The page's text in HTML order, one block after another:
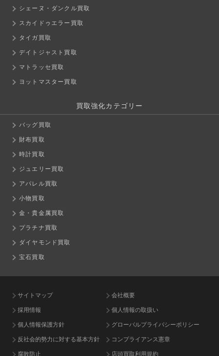
シェーヌ・ダンクル買取
スカイドゥエラー買取
タイガ買取
デイトジャスト買取
マトラッセ買取
ヨットマスター買取
買取強化カテゴリー
バッグ買取
財布買取
時計買取
ジュエリー買取
アパレル買取
小物買取
金・貴金属買取
プラチナ買取
ダイヤモンド買取
宝石買取
サイトマップ 会社概要
採用情報 個人情報の取扱い
個人情報保護方針 グローバルプライバシーポリシー
反社会的勢力に対する基本方針 コンプライアンス憲章
腐敗防止 店頭買取利用規約